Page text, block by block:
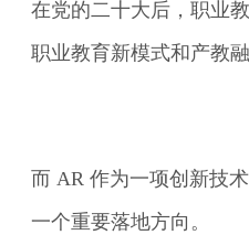
在党的二十大后，职业
职业教育新模式和产教
而 AR 作为一项创新技
一个重要落地方向。